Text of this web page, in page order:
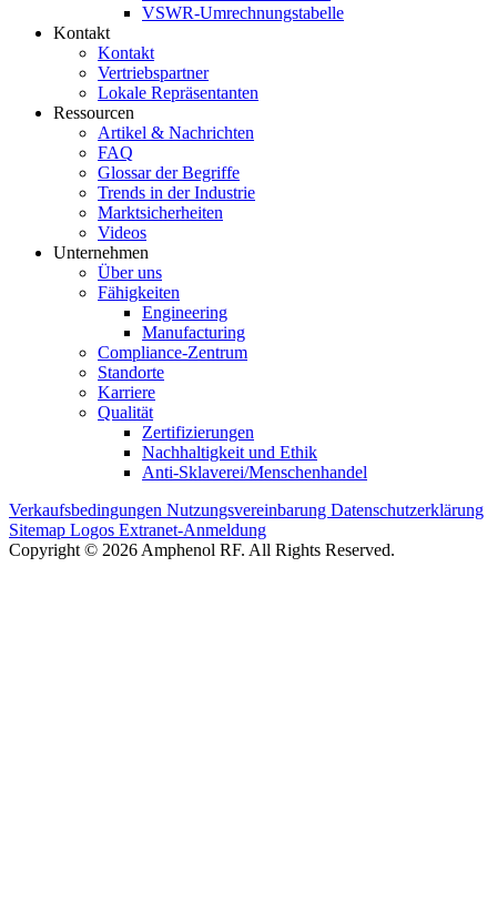
VSWR-Umrechnungstabelle
Kontakt
Kontakt
Vertriebspartner
Lokale Repräsentanten
Ressourcen
Artikel & Nachrichten
FAQ
Glossar der Begriffe
Trends in der Industrie
Marktsicherheiten
Videos
Unternehmen
Über uns
Fähigkeiten
Engineering
Manufacturing
Compliance-Zentrum
Standorte
Karriere
Qualität
Zertifizierungen
Nachhaltigkeit und Ethik
Anti-Sklaverei/Menschenhandel
Verkaufsbedingungen Nutzungsvereinbarung Datenschutzerklärung
Sitemap Logos Extranet-Anmeldung
Copyright © 2026 Amphenol RF. All Rights Reserved.